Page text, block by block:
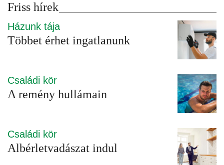
Friss hírek
Házunk tája
Többet érhet ingatlanunk
Családi kör
A remény hullámain
Családi kör
Albérletvadászat indul